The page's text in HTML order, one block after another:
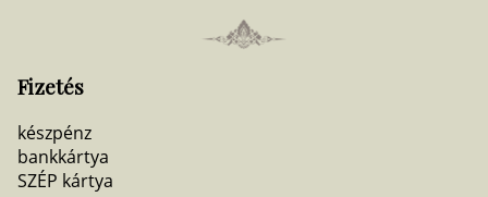
Fizetés
készpénz
bankkártya
SZÉP kártya